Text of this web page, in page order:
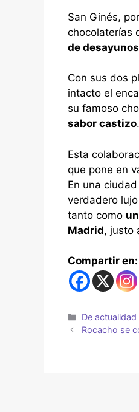
San Ginés,
chocolaterías
de
Con sus dos
intacto el
su famoso
sabor castizo.
Esta
que pone en
En una
verdadero
tanto como
Madrid, justo
Compartir en:
De actualidad
Rocacho se